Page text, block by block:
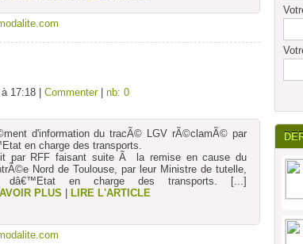
17:18 | Commenter| nb: 0
d'information du tracÃ© LGV rÃ©clamÃ© par
en charge des transports.
par RFF faisant suite Ã la remise en cause du
Nord de Toulouse, par leur Ministre de tutelle,
dâ€™Etat en charge des transports. [...]
PLUS LIRE L'ARTICLE